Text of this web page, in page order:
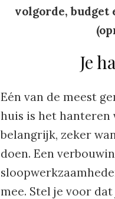
volgorde,
Je
Eén van de meest
huis is het hanteren
belangrijk, zeker
doen. Een
mee. Stel je voor